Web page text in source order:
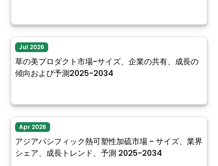
Jul 2026
草の美プロダクト市場-サイズ、企業の共有、成長の
傾向および予測2025-2034
Apr 2026
アジアパシフィック熱可塑性加硫市場 - サイズ、業界
シェア、成長トレンド、予測 2025-2034